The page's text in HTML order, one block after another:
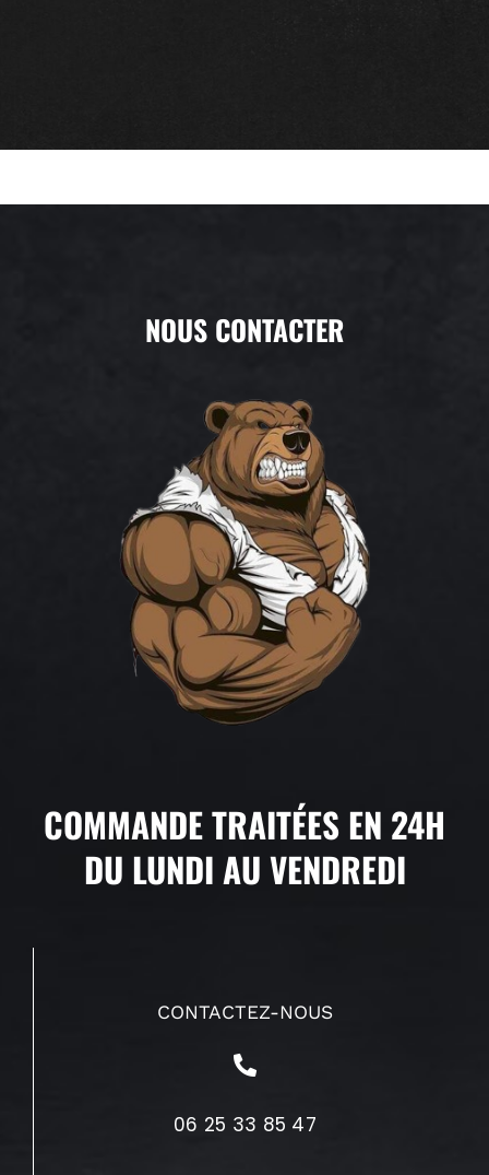
NOUS CONTACTER
COMMANDE TRAITÉES EN 24H
DU LUNDI AU VENDREDI
CONTACTEZ-NOUS
06 25 33 85 47